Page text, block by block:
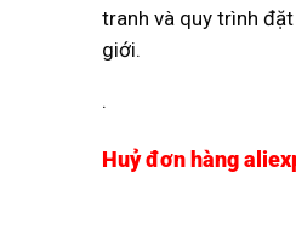
tranh và quy trình
giới.
.
Huỷ đơn hàng